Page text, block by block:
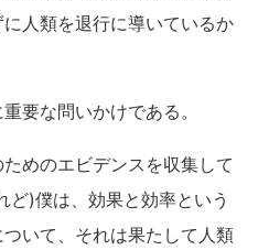
人類を退行に導いているか
要な問いかけである。
めのエビデンスを収集して
ど)僕は、効果と効率という
いて、それは果たして人類